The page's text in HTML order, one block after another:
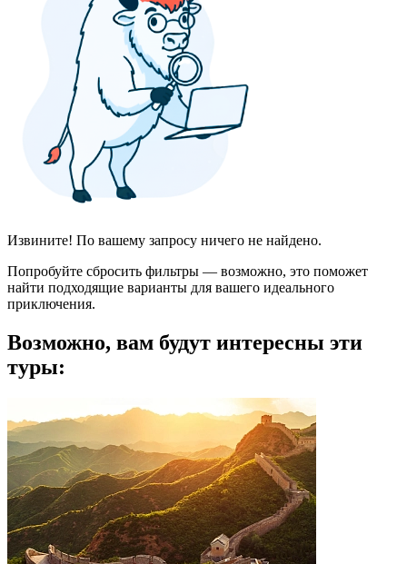
Извините! По вашему запросу ничего не найдено.
Попробуйте сбросить фильтры — возможно, это поможет
найти подходящие варианты для вашего идеального
приключения.
Возможно, вам будут интересны эти
туры: